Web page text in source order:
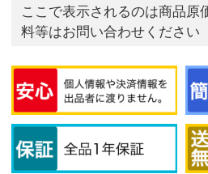
ここで表示されるのは商品原
料等はお問い合わせください